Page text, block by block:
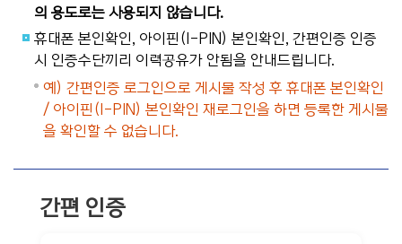
의 용도로는 사용되지 않습니다.
휴대폰 본인확인, 아이핀(I-PIN) 본인확인, 간편인증 인증
시 인증수단끼리 이력공유가 안됨을 안내드립니다.
예) 간편인증 로그인으로 게시물 작성 후 휴대폰 본인확인
/ 아이핀(I-PIN) 본인확인 재로그인을 하면 등록한 게시물
을 확인할 수 없습니다.
간편 인증